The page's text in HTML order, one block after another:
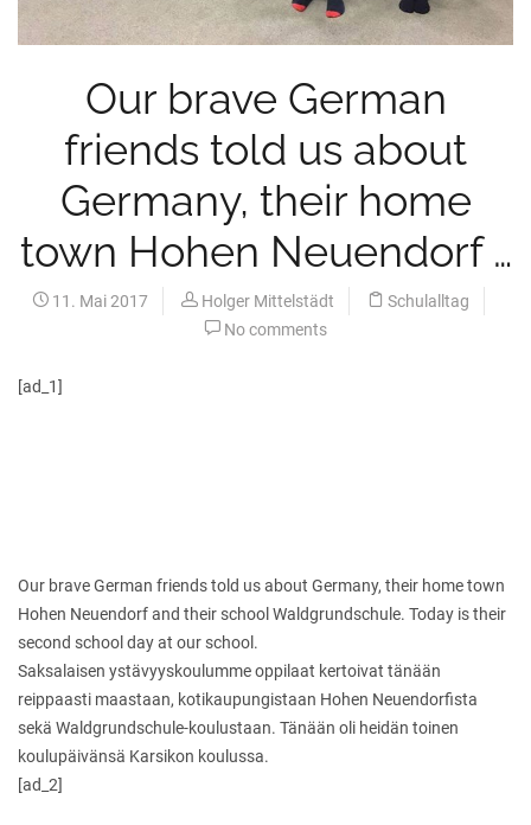
Our brave German
friends told us about
Germany, their home
town Hohen Neuendorf …
11. Mai 2017 Holger Mittelstädt
Schulalltag
No comments
[ad_1]
Our brave German friends told us about Germany, their home town
Hohen Neuendorf and their school Waldgrundschule. Today is their
second school day at our school.
Saksalaisen ystävyyskoulumme oppilaat kertoivat tänään
reippaasti maastaan, kotikaupungistaan Hohen Neuendorfista
sekä Waldgrundschule-koulustaan. Tänään oli heidän toinen
koulupäivänsä Karsikon koulussa.
[ad_2]